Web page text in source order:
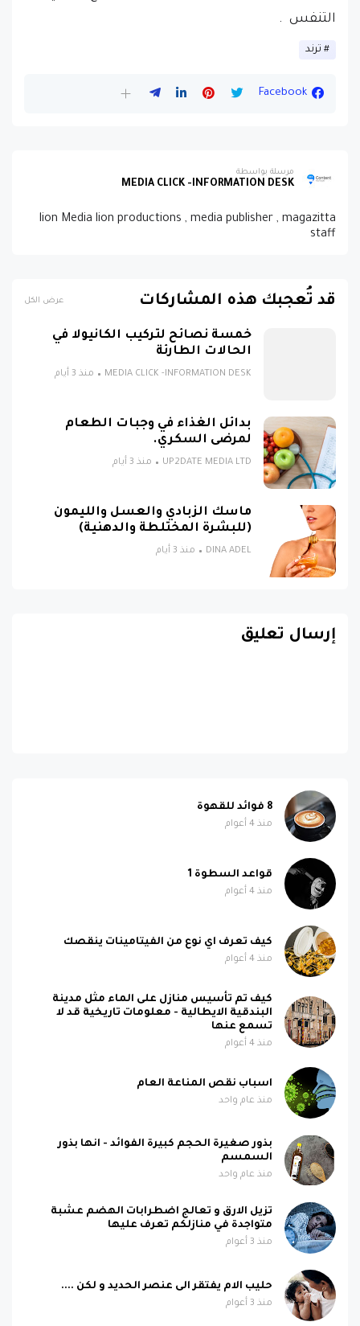
التنفس .
ترند
Facebook
مرسلة بواسطة
MEDIA CLICK -INFORMATION DESK
lion Media lion productions , media publisher , magazitta
staff
قد تُعجبك هذه المشاركات عرض الكل
خمسة نصائح لتركيب الكانيولا في
الحالات الطارئة
MEDIA CLICK -INFORMATION DESK منذ 3 أيام
بدائل الغذاء في وجبات الطعام
لمرضى السكري.
UP2DATE MEDIA LTD منذ 3 أيام
ماسك الزبادي والعسل والليمون
(للبشرة المختلطة والدهنية)
DINA ADEL منذ 3 أيام
إرسال تعليق
8 فوائد للقهوة
منذ 4 أعوام
قواعد السطوة 1
منذ 4 أعوام
كيف تعرف اي نوع من الفيتامينات ينقصك
منذ 4 أعوام
كيف تم تأسيس منازل على الماء مثل مدينة
البندقية الايطالية - معلومات تاريخية قد لا
تسمع عنها
منذ 4 أعوام
اسباب نقص المناعة العام
منذ عام واحد
بذور صغيرة الحجم كبيرة الفوائد - انها بذور
السمسم
منذ عام واحد
تزيل الارق و تعالج اضطرابات الهضم عشبة
متواجدة في منازلكم تعرف عليها
منذ 3 أعوام
حليب الام يفتقر الى عنصر الحديد و لكن ....
منذ 3 أعوام